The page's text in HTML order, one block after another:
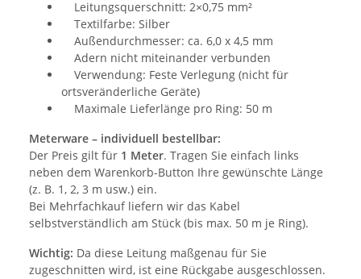
Leitungsquerschnitt: 2×0,75 mm²
Textilfarbe: Silber
Außendurchmesser: ca. 6,0 x 4,5 mm
Adern nicht miteinander verbunden
Verwendung: Feste Verlegung (nicht für
ortsveränderliche Geräte)
Maximale Lieferlänge pro Ring: 50 m
Meterware – individuell bestellbar:
Der Preis gilt für 1 Meter. Tragen Sie einfach links
neben dem Warenkorb-Button Ihre gewünschte Länge
(z. B. 1, 2, 3 m usw.) ein.
Bei Mehrfachkauf liefern wir das Kabel
selbstverständlich am Stück (bis max. 50 m je Ring).
Wichtig: Da diese Leitung maßgenau für Sie
zugeschnitten wird, ist eine Rückgabe ausgeschlossen.